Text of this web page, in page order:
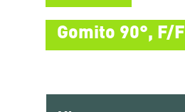
Gomito 90°, F/F